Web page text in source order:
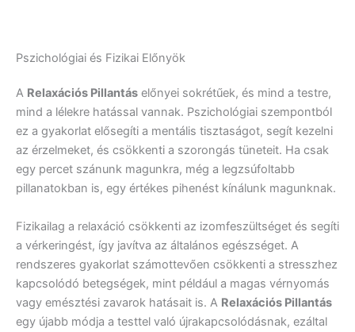
Pszichológiai és Fizikai Előnyök
A Relaxációs Pillantás előnyei sokrétűek, és mind a testre,
mind a lélekre hatással vannak. Pszichológiai szempontból
ez a gyakorlat elősegíti a mentális tisztaságot, segít kezelni
az érzelmeket, és csökkenti a szorongás tüneteit. Ha csak
egy percet szánunk magunkra, még a legzsúfoltabb
pillanatokban is, egy értékes pihenést kínálunk magunknak.
Fizikailag a relaxáció csökkenti az izomfeszültséget és segíti
a vérkeringést, így javítva az általános egészséget. A
rendszeres gyakorlat számottevően csökkenti a stresszhez
kapcsolódó betegségek, mint például a magas vérnyomás
vagy emésztési zavarok hatásait is. A Relaxációs Pillantás
egy újabb módja a testtel való újrakapcsolódásnak, ezáltal